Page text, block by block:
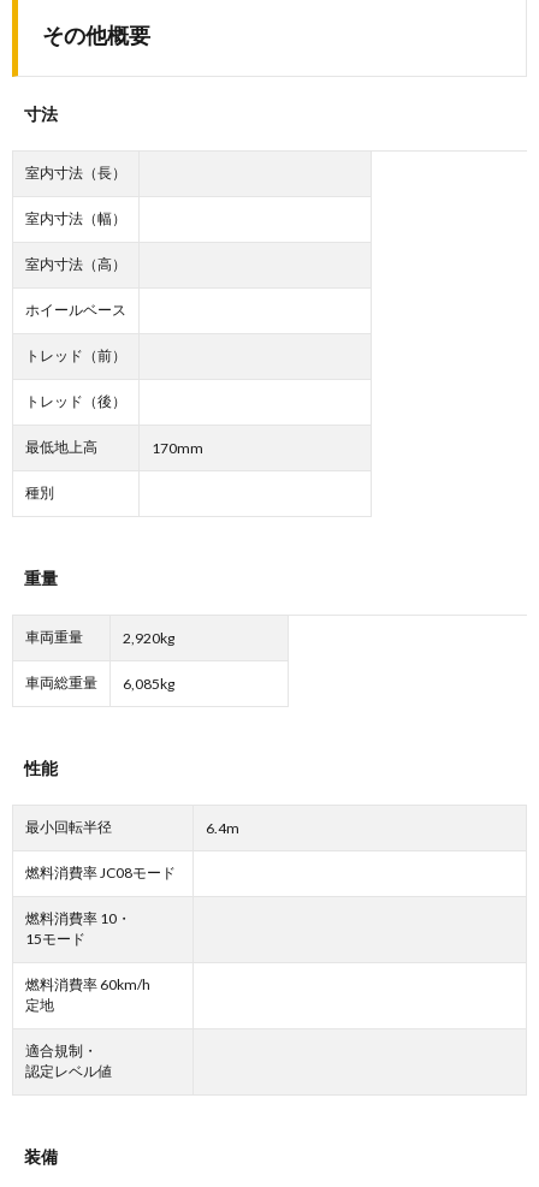
その他概要
寸法
室内寸法（長）
室内寸法（幅）
室内寸法（高）
ホイールベース
トレッド（前）
トレッド（後）
最低地上高 170mm
種別
重量
車両重量 2,920kg
車両総重量 6,085kg
性能
最小回転半径 6.4m
燃料消費率 JC08モード
燃料消費率 10・
15モード
燃料消費率 60km/h
定地
適合規制・
認定レベル値
装備